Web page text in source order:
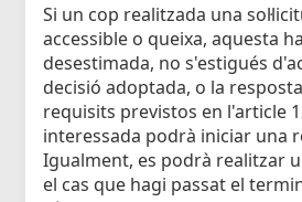
Si un cop realitzada una
accessible o queixa, aquesta
desestimada, no s'estigués
decisió adoptada, o la
requisits previstos en l'article
interessada podrà iniciar una
Igualment, es podrà realitzar
el cas que hagi passat el